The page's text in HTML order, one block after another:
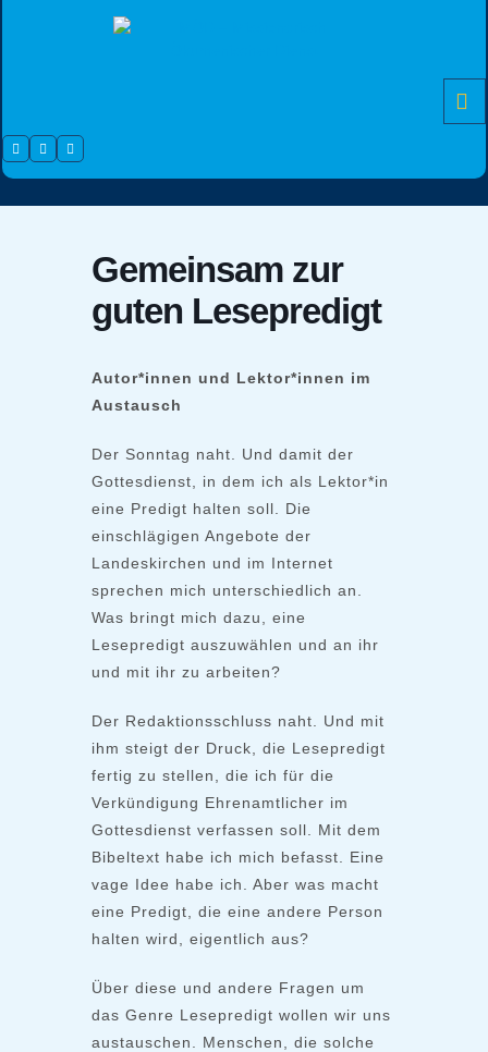
Facebook
Instagram
Youtube
Gemeinsam zur
guten Lesepredigt
Autor*innen und Lektor*innen im
Austausch
Der Sonntag naht. Und damit der
Gottesdienst, in dem ich als Lektor*in
eine Predigt halten soll. Die
einschlägigen Angebote der
Landeskirchen und im Internet
sprechen mich unterschiedlich an.
Was bringt mich dazu, eine
Lesepredigt auszuwählen und an ihr
und mit ihr zu arbeiten?
Der Redaktionsschluss naht. Und mit
ihm steigt der Druck, die Lesepredigt
fertig zu stellen, die ich für die
Verkündigung Ehrenamtlicher im
Gottesdienst verfassen soll. Mit dem
Bibeltext habe ich mich befasst. Eine
vage Idee habe ich. Aber was macht
eine Predigt, die eine andere Person
halten wird, eigentlich aus?
Über diese und andere Fragen um
das Genre Lesepredigt wollen wir uns
austauschen. Menschen, die solche